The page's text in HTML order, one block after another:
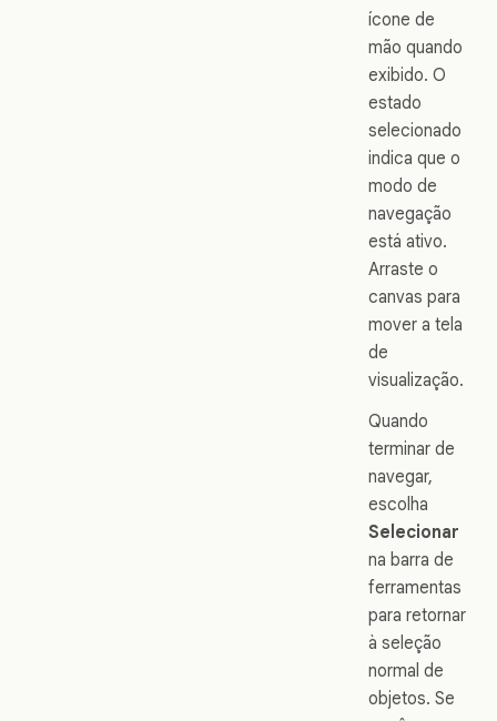
ícone de
mão quando
exibido. O
estado
selecionado
indica que o
modo de
navegação
está ativo.
Arraste o
canvas para
mover a tela
de
visualização.
Quando
terminar de
navegar,
escolha
Selecionar
na barra de
ferramentas
para retornar
à seleção
normal de
objetos. Se